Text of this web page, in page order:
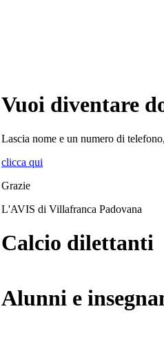
Vuoi diventare
Lascia nome e un numero di
clicca qui
Grazie
L'AVIS di Villafranca Padovana
Calcio dilettanti
Alunni e